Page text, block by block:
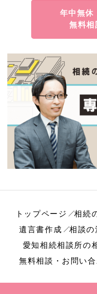
年中無休
無料相
トップページ 相続
遺言書作成
相談の
愛知相続相談所の
無料相談・お問い